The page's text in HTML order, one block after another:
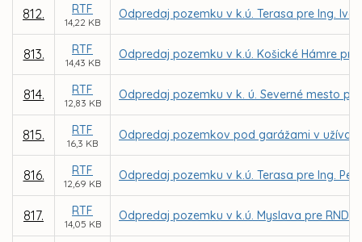
812. RTF
14,22 KB
Odpredaj pozemku v k.ú. Terasa pre Ing.
813. RTF
14,43 KB
Odpredaj pozemku v k.ú. Košické Hámre
814. RTF
12,83 KB
Odpredaj pozemku v k. ú. Severné mesto
815. RTF
16,3 KB
Odpredaj pozemkov pod garážami v
816. RTF
12,69 KB
Odpredaj pozemku v k.ú. Terasa pre Ing.
817. RTF
14,05 KB
Odpredaj pozemku v k.ú. Myslava pre RNDr.